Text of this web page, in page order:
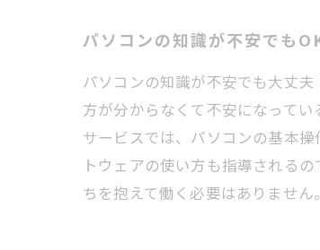
パソコンの知識が不安でも
パソコンの知識が不安でも大丈
方が分からなくて不安になって
サービスでは、パソコンの基本
トウェアの使い方も指導される
ちを抱えて働く必要はありませ